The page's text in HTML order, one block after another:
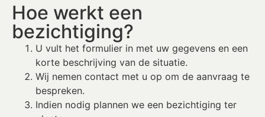
Hoe werkt een
bezichtiging?
U vult het formulier in met uw gegevens en een
korte beschrijving van de situatie.
Wij nemen contact met u op om de aanvraag te
bespreken.
Indien nodig plannen we een bezichtiging ter